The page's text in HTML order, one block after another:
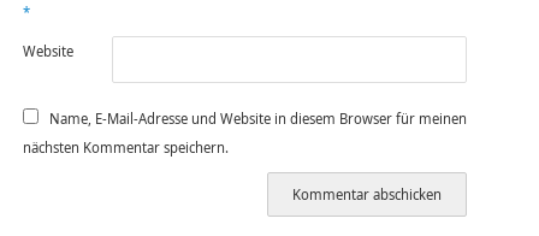
*
Website
Name, E-Mail-Adresse und Website in diesem Browser für meinen
nächsten Kommentar speichern.